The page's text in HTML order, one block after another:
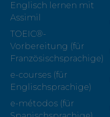
Englisch lernen mit
Assimil
TOEIC®-
Vorbereitung (für
Französischsprachige)
e-courses (für
Englischsprachige)
e-métodos (für